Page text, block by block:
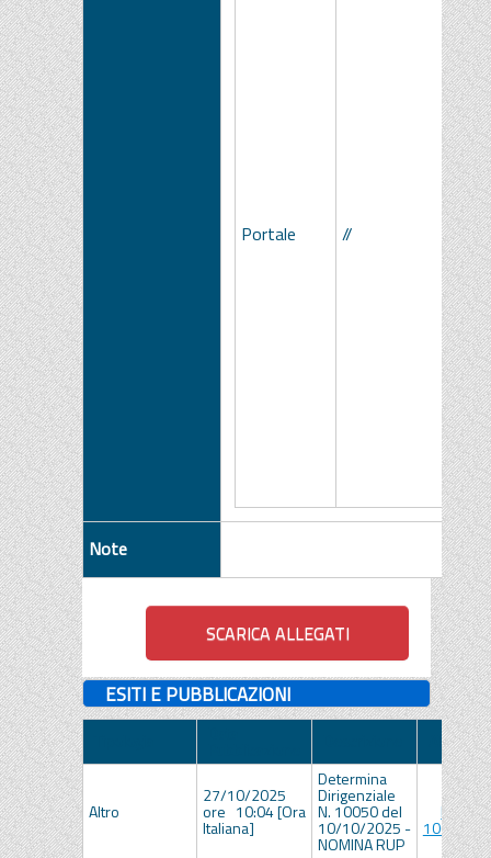
Portale //
Note
ESITI E PUBBLICAZIONI
Allegato
Altro
27/10/2025
ore 10:04 [Ora
Italiana]
Determina
Dirigenziale
N. 10050 del
10/10/2025 -
NOMINA RUP